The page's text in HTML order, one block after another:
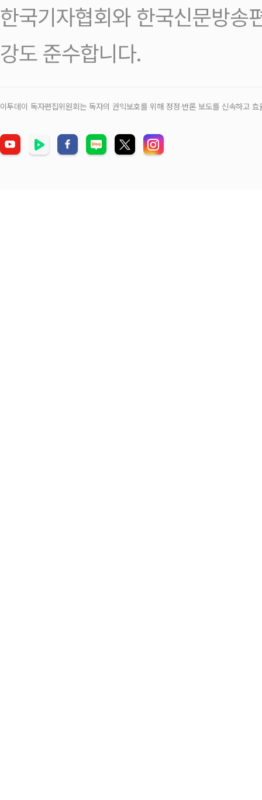
한국기자협회와 한국신문방송
강도 준수합니다.
이투데이 독자편집위원회는 독자의 권익보호를 위해 정정‧반론 보도를 신속하고